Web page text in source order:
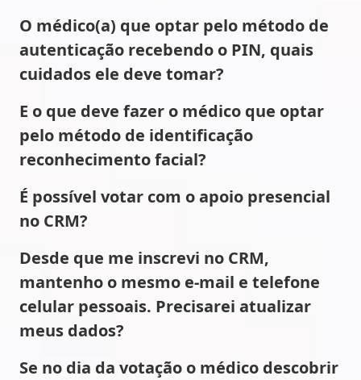
O médico(a) que optar pelo método de
autenticação recebendo o PIN, quais
cuidados ele deve tomar?
E o que deve fazer o médico que optar
pelo método de identificação
reconhecimento facial?
É possível votar com o apoio presencial
no CRM?
Desde que me inscrevi no CRM,
mantenho o mesmo e-mail e telefone
celular pessoais. Precisarei atualizar
meus dados?
Se no dia da votação o médico descobrir